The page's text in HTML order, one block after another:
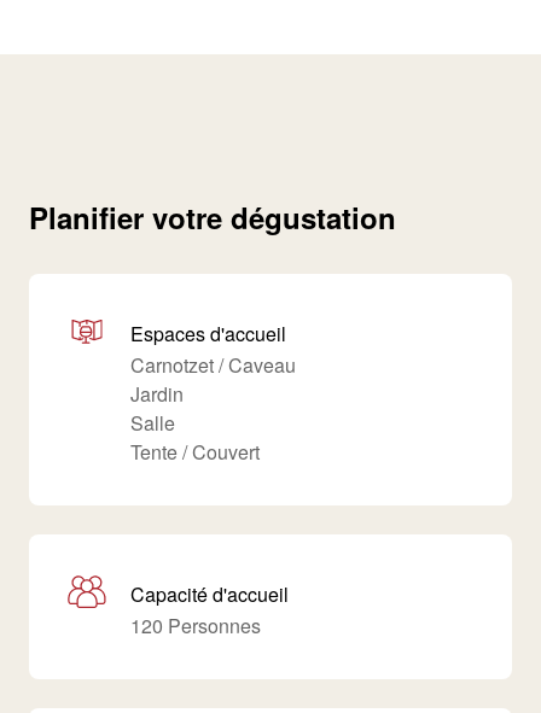
Planifier votre dégustation
Espaces d'accueil
Carnotzet / Caveau
Jardin
Salle
Tente / Couvert
Capacité d'accueil
120 Personnes